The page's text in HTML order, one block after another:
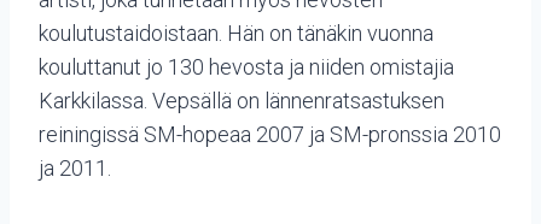
koulutustaidoistaan. Hän on tänäkin vuonna
kouluttanut jo 130 hevosta ja niiden omistajia
Karkkilassa. Vepsällä on lännenratsastuksen
reiningissä SM-hopeaa 2007 ja SM-pronssia 2010
ja 2011.